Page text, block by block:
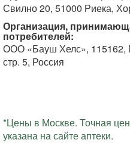
Свилно 20, 51000 Риека,
Организация,
потребителей:
ООО «Бауш Хелс», 115162,
стр. 5, Россия
*Цены в Москве. Точная
указана на сайте аптеки.